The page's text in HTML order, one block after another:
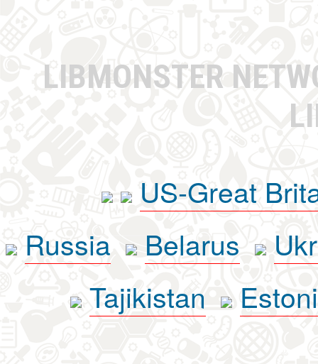
LIBMONSTER
US-Great
Russia
Belarus
Tajikistan